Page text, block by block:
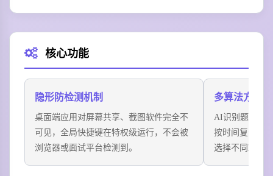
场景四：社招跳槽面试
工作3年的后端工程师跳槽字节跳动，遇到冷门二叉树题
评级。
核心功能
隐形防检测机制
桌面端应用对屏幕共享、截图软件完全不
可见，全局快捷键在特权级运行，不会被
浏览器或面试平台检测到。
多算法方案
AI识别题目后
按时间复杂度
选择不同难度